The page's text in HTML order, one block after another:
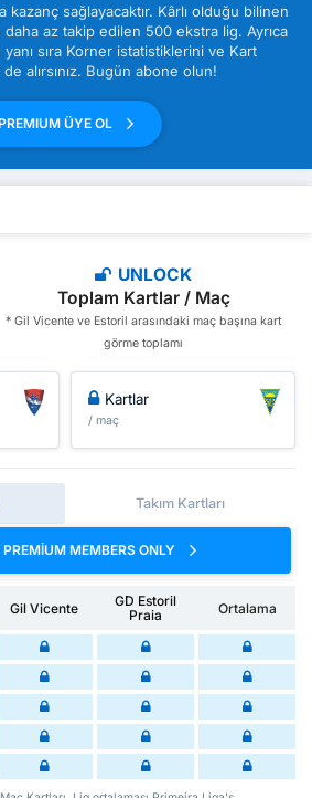
kazanç sağlayacaktır. Kârlı olduğu bilinen
az takip edilen 500 ekstra lig. Ayrıca
sıra Korner istatistiklerini ve Kart
alırsınız. Bugün abone olun!
ÜYE OL
UNLOCK
Toplam Kartlar / Maç
* Gil Vicente ve Estoril arasındaki maç başına kart
görme toplamı
Kartlar
/ maç
Takım Kartları
MEMBERS ONLY
Gil Vicente
GD Estoril
Praia
Ortalama